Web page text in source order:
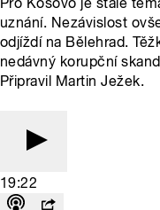
uznání. Nezávislost
odjíždí na Bělehrad.
nedávný korupční
Připravil Martin Ježek.
19:22